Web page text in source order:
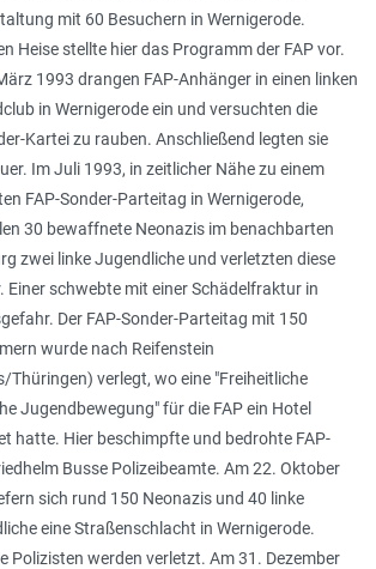
mit 60 Besuchern in Wernigerode.
Heise stellte hier das Programm der FAP vor.
1993 drangen FAP-Anhänger in einen linken
in Wernigerode ein und versuchten die
Kartei zu rauben. Anschließend legten sie
Im Juli 1993, in zeitlicher Nähe zu einem
FAP-Sonder-Parteitag in Wernigerode,
30 bewaffnete Neonazis im benachbarten
zwei linke Jugendliche und verletzten diese
Einer schwebte mit einer Schädelfraktur in
Der FAP-Sonder-Parteitag mit 150
wurde nach Reifenstein
Thüringen) verlegt, wo eine "Freiheitliche
Jugendbewegung" für die FAP ein Hotel
hatte. Hier beschimpfte und bedrohte FAP-
Busse Polizeibeamte. Am 22. Oktober
sich rund 150 Neonazis und 40 linke
eine Straßenschlacht in Wernigerode.
Polizisten werden verletzt. Am 31. Dezember